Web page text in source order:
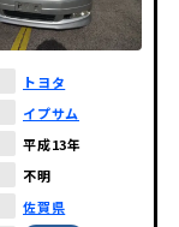
トヨタ
イプサム
平成13年
不明
佐賀県